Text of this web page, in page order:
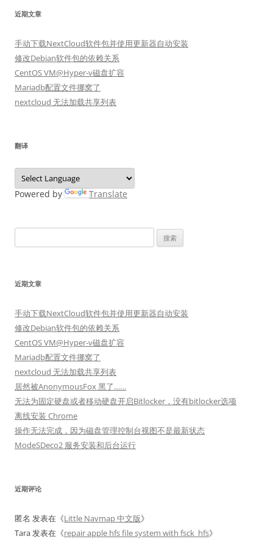
近期文章
手动下载NextCloud软件包并使用更新器自动安装
修改Debian软件包的依赖关系
CentOS VM@Hyper-v磁盘扩容
Mariadb配置文件挪窝了
nextcloud 无法加载共享列表
翻译
Powered by Translate
索：
近期文章
手动下载NextCloud软件包并使用更新器自动安装
修改Debian软件包的依赖关系
CentOS VM@Hyper-v磁盘扩容
Mariadb配置文件挪窝了
nextcloud 无法加载共享列表
居然被AnonymousFox 黑了……
无法为固定硬盘或者移动硬盘开启Bitlocker，没有bitlocker选项
离线安装 Chrome
操作无法完成，因为磁盘管理控制台视图不是最新状态
ModeSDeco2 服务安装和后台运行
近期评论
匿名 发表在《Little Navmap 中文版》
Tara发表在《repair apple hfs file system with fsck_hfs》